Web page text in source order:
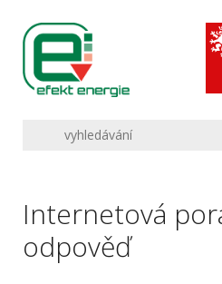
Internetová
odpověď